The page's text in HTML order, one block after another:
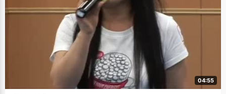
趟沙漠。目前，她正在计划走得更远一些。 关于未来，崔立文充满了各种想
象：我希望可以做一个生活得很丰富的科学家，除了学术还可以做一些其他
了，"崔立文想了想，笑着回答。
04:55